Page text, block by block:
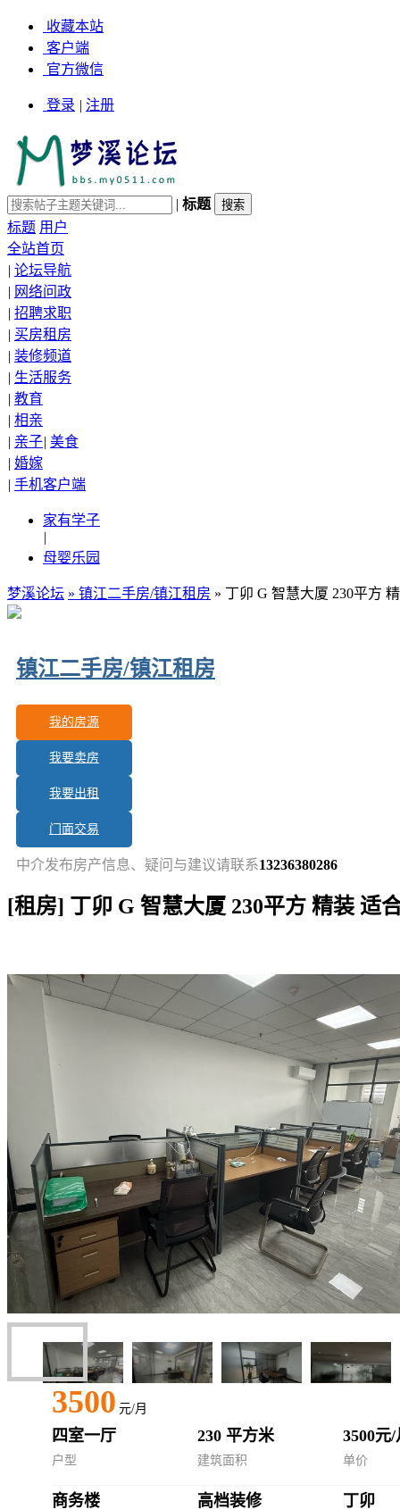
收藏本站
客户端
官方微信
登录 | 注册
| 标题
标题 用户
全站首页
| 论坛导航
| 网络问政
| 招聘求职
| 买房租房
| 装修频道
| 生活服务
| 教育
| 相亲
| 亲子| 美食
| 婚嫁
| 手机客户端
家有学子
|
母婴乐园
梦溪论坛 » 镇江二手房/镇江租房 » 丁卯 G 智慧大厦 230平方
镇江二手房/镇江租房
更新房源：
中介发布房产信息、疑问与建议请联系13236380286
我的房源
我要卖房
我要出租
门面交易
[租房] 丁卯 G 智慧大厦 230平方 精装 适
3500 元/月
四室一厅 230 平方米 3500元/
户型 建筑面积 单价
商务楼 高档装修 丁卯